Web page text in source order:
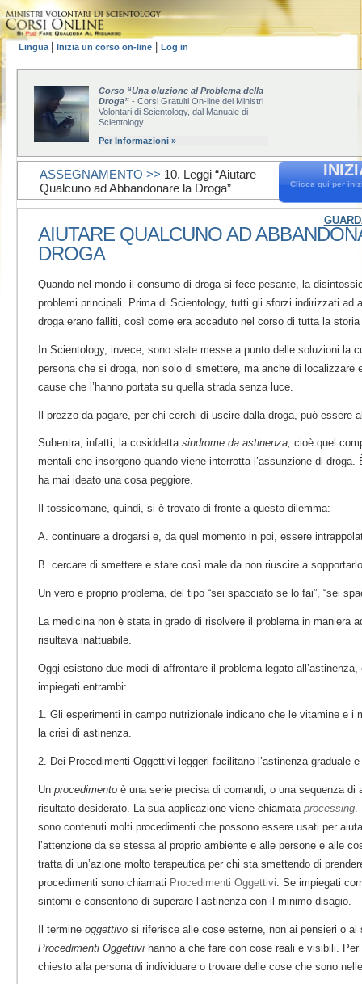
Lingua Inizia un corso on-line Log in
Corso “Una oluzione al Problema della
Droga” - Corsi Gratuiti On-line dei Ministri
Volontari di Scientology, dal Manuale di
Scientology
Per Informazioni »
Clicca qui per
ASSEGNAMENTO >> 10. Leggi “Aiutare
Qualcuno ad Abbandonare la Droga”
AIUTARE QUALCUNO AD
DROGA
Quando nel mondo il consumo di droga si fece pesante, la
problemi principali. Prima di Scientology, tutti gli sforzi indirizzati ad
droga erano falliti, così come era accaduto nel corso di tutta la storia
In Scientology, invece, sono state messe a punto delle soluzioni la
persona che si droga, non solo di smettere, ma anche di localizzare
cause che l’hanno portata su quella strada senza luce.
Il prezzo da pagare, per chi cerchi di uscire dalla droga, può essere
Subentra, infatti, la cosiddetta sindrome da astinenza, cioè quel
mentali che insorgono quando viene interrotta l’assunzione di
ha mai ideato una cosa peggiore.
Il tossicomane, quindi, si è trovato di fronte a questo dilemma:
A. continuare a drogarsi e, da quel momento in poi, essere
B. cercare di smettere e stare così male da non riuscire a
Un vero e proprio problema, del tipo “sei spacciato se lo fai”, “sei
La medicina non è stata in grado di risolvere il problema in maniera
risultava inattuabile.
Oggi esistono due modi di affrontare il problema legato
impiegati entrambi:
1. Gli esperimenti in campo nutrizionale indicano che le vitamine e i
la crisi di astinenza.
2. Dei Procedimenti Oggettivi leggeri facilitano l’astinenza graduale
Un procedimento è una serie precisa di comandi, o una sequenza di
risultato desiderato. La sua applicazione viene chiamata processing.
sono contenuti molti procedimenti che possono essere usati per
l’attenzione da se stessa al proprio ambiente e alle persone e alle
tratta di un’azione molto terapeutica per chi sta smettendo di
procedimenti sono chiamati Procedimenti Oggettivi. Se impiegati
sintomi e consentono di superare l’astinenza con il minimo disagio.
Il termine oggettivo si riferisce alle cose esterne, non ai pensieri o ai
Procedimenti Oggettivi hanno a che fare con cose reali e visibili.
chiesto alla persona di individuare o trovare delle cose che sono